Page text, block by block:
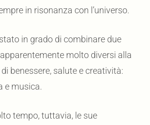
in risonanza con l’universo.
in grado di combinare due
molto diversi alla
benessere, salute e creatività:
e musica.
tempo, tuttavia, le sue